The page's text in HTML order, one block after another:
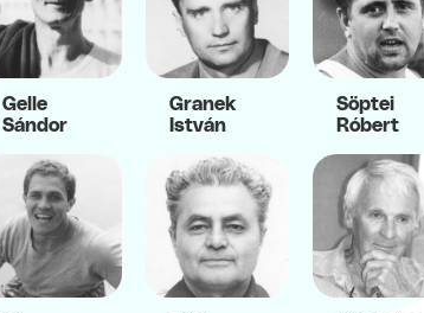
Gelle
Sándor
Granek
István
Söptei
Róbert